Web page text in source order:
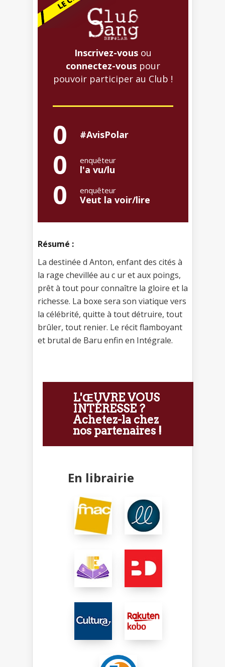
Inscrivez-vous ou
connectez-vous pour
pouvoir participer au Club !
0 #AvisPolar
0 enquêteur
l'a vu/lu
0 enquêteur
Veut la voir/lire
Résumé :
La destinée d Anton, enfant des cités à
la rage chevillée au c ur et aux poings,
prêt à tout pour connaître la gloire et la
richesse. La boxe sera son viatique vers
la célébrité, quitte à tout détruire, tout
brûler, tout renier. Le récit flamboyant
et brutal de Baru enfin en Intégrale.
L'ŒUVRE VOUS
INTÉRESSE ?
Achetez-la chez
nos partenaires !
En librairie